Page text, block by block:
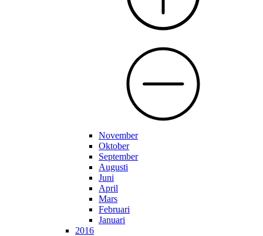
November
Oktober
September
Augusti
Juni
April
Mars
Februari
Januari
2016